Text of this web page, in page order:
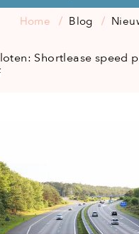
Home Blog
Shortlease speed